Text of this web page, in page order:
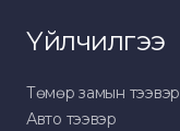
Үйлчилгээ
Төмөр замын тээвэр
Авто тээвэр